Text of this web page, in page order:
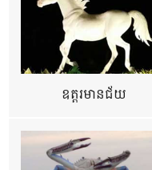
ឧត្ដរមានជ័យ